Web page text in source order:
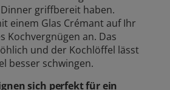
griffbereit haben.
einem Glas Crémant auf Ihr
Kochvergnügen an. Das
und der Kochlöffel lässt
besser schwingen.
sich perfekt für ein